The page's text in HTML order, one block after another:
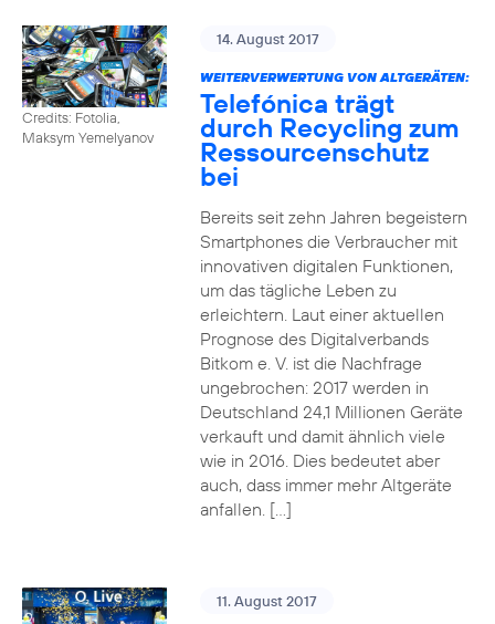
Credits: Fotolia,
Maksym Yemelyanov
14. August 2017
WEITERVERWERTUNG VON ALTGERÄTEN:
Telefónica trägt
durch Recycling zum
Ressourcenschutz
bei
Bereits seit zehn Jahren begeistern
Smartphones die Verbraucher mit
innovativen digitalen Funktionen,
um das tägliche Leben zu
erleichtern. Laut einer aktuellen
Prognose des Digitalverbands
Bitkom e. V. ist die Nachfrage
ungebrochen: 2017 werden in
Deutschland 24,1 Millionen Geräte
verkauft und damit ähnlich viele
wie in 2016. Dies bedeutet aber
auch, dass immer mehr Altgeräte
anfallen. […]
11. August 2017